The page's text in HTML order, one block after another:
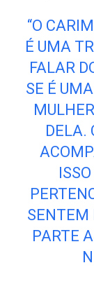
“O
É UMA
FALAR
SE É
DELA.
SENTEM
PARTE